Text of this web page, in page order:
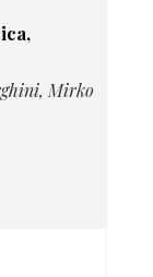
Mirko